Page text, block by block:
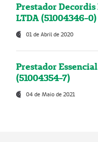
Prestador
LTDA (51004346-0)
01 de Abril de 2020
Prestador
(51004354-7)
04 de Maio de 2021